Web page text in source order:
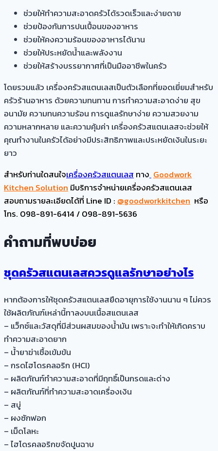
ช่วยให้ทำความสะอาดครัวได้รวดเร็วและง่ายดาย
ช่วยป้องกันการปนเปื้อนของอาหาร
ช่วยให้คงความร้อนของอาหารได้นาน
ช่วยให้ประหยัดน้ำและพลังงาน
ช่วยให้สร้างบรรยากาศที่เป็นมืออาชีพในครัว
โดยรวมแล้ว เครื่องครัวสแตนเลสเป็นตัวเลือกที่ยอดเยี่ยมสำหรับ
ครัวร้านอาหาร ด้วยความทนทาน การทำความสะอาดง่าย สุข
อนามัย ความทนความร้อน การดูแลรักษาง่าย ความสวยงาม
ความหลากหลาย และความคุ้มค่า เครื่องครัวสแตนเลสจะช่วยให้
คุณทำงานในครัวได้อย่างมีประสิทธิภาพและประหยัดเงินในระยะ
ยาว
สำหรับท่านใดสนใจเครื่องครัวสแตนเลส ทาง Goodwork
Kitchen Solution มีบริการจำหน่ายเครื่องครัวสแตนเลส
สอบถามรายละเอียดได้ที่ Line ID : @goodworkkitchen หรือ
โทร. 098-891-6414 / 098-891-5636
คำถามที่พบบ่อย
ชุดครัวสแตนเลสควรดูแลรักษาอย่างไร
หากต้องการให้ชุดครัวสแตนเลสยืดอายุการใช้งานนาน ๆ ไม่ควร
ใช้ผลิตภัณฑ์เหล่านี้ทาลงบนเนื้อสแตนเลส
– แว็กซ์และวัสดุที่มีส่วนผสมของน้ำมัน เพราะจะทำให้เกิดคราบ
ทำความสะอาดยาก
– น้ำยาฆ่าเชื้อเข้มข้น
– กรดไฮโดรคลอริก (HCI)
– ผลิตภัณฑ์ทำความสะอาดที่มีฤทธิ์เป็นกรดและด่าง
– ผลิตภัณฑ์ที่ทำความสะอาดเครื่องเงิน
– สบู่
– ผงซักฟอก
– เม็ดโลหะ
– ไฮโดรคลอริกขจัดปูนฉาบ